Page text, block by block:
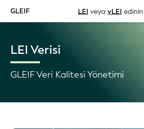
GLEIF LEI veya vLEI edinin
LEI Verisi
GLEIF Veri Kalitesi Yönetimi